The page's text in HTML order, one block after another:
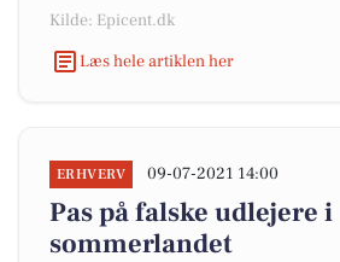
Kilde: Epicent.dk
Læs hele artiklen her
ERHVERV 09-07-2021 14:00
Pas på falske udlejere i
sommerlandet